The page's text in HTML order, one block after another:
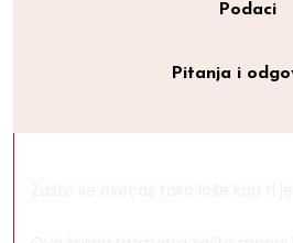
Podaci
Pitanja i
Zašto se osećaš tako loše kad ti